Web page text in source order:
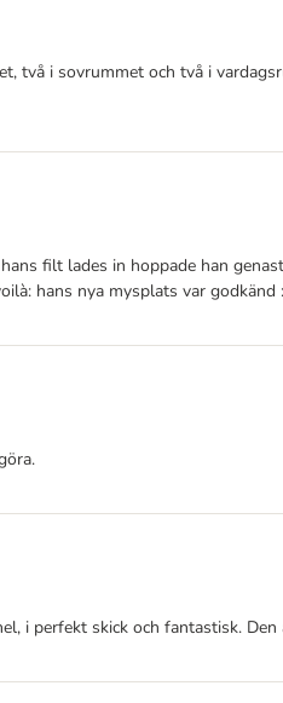
två i sovrummet och två i
filt lades in hoppade han
hans nya mysplats var
i perfekt skick och fantastisk.